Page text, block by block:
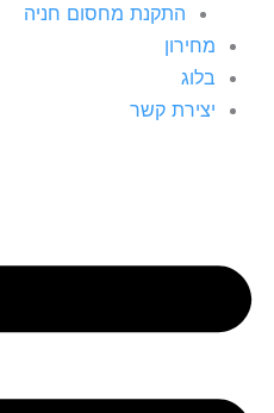
התקנת מחסום חניה
מחירון
בלוג
יצירת קשר